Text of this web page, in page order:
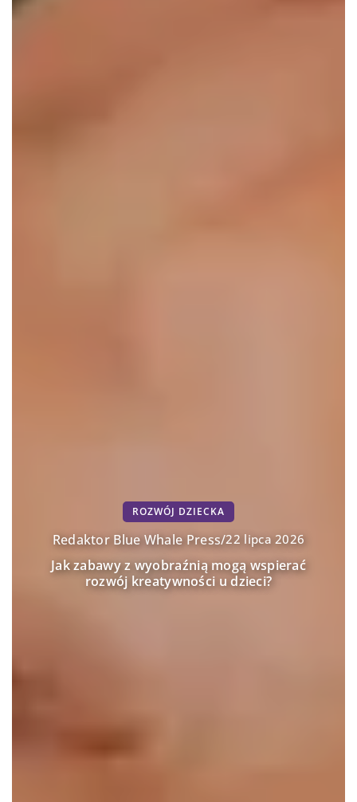
ROZWÓJ DZIECKA
Redaktor Blue Whale Press/22 lipca 2026
Jak zabawy z wyobraźnią mogą wspierać
rozwój kreatywności u dzieci?